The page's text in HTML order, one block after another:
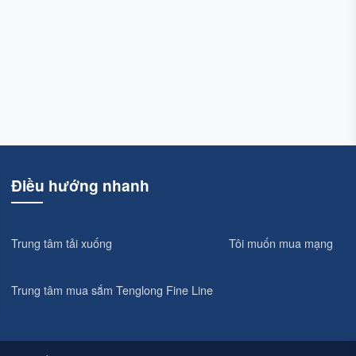
Điều hướng nhanh
Trung tâm tải xuống Tôi muốn mua mạng
Trung tâm mua sắm Tenglong Fine Line